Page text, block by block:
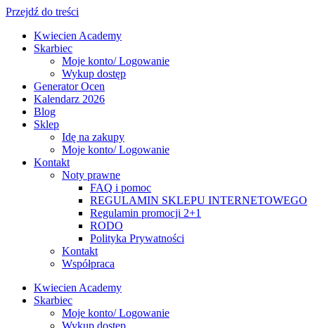
Przejdź do treści
Kwiecien Academy
Skarbiec
Moje konto/ Logowanie
Wykup dostęp
Generator Ocen
Kalendarz 2026
Blog
Sklep
Idę na zakupy
Moje konto/ Logowanie
Kontakt
Noty prawne
FAQ i pomoc
REGULAMIN SKLEPU INTERNETOWEGO
Regulamin promocji 2+1
RODO
Polityka Prywatności
Kontakt
Współpraca
Kwiecien Academy
Skarbiec
Moje konto/ Logowanie
Wykup dostęp